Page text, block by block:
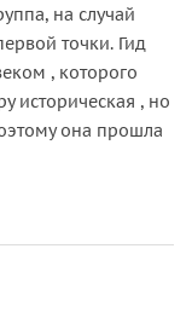
на случай
точки. Гид
, которого
историческая , но
она прошла